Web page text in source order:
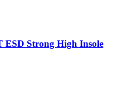
Strong High Insole